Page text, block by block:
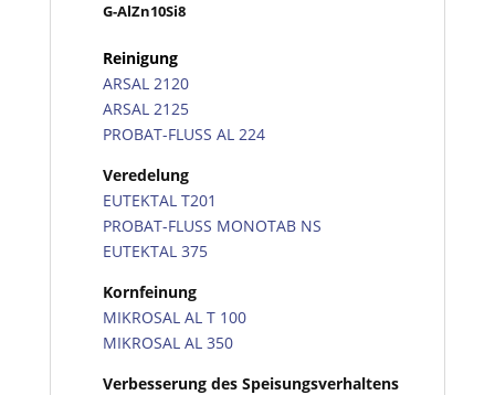
G-AlZn10Si8
Reinigung
ARSAL 2120
ARSAL 2125
PROBAT-FLUSS AL 224
Veredelung
EUTEKTAL T201
PROBAT-FLUSS MONOTAB NS
EUTEKTAL 375
Kornfeinung
MIKROSAL AL T 100
MIKROSAL AL 350
Verbesserung des Speisungsverhaltens